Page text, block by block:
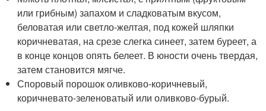
или грибным) запахом и сладковатым вкусом,
беловатая или светло-желтая, под кожей шляпки
коричневатая, на срезе слегка синеет, затем буреет, а
в конце концов опять белеет. В юности очень твердая,
затем становится мягче.
Споровый порошок оливково-коричневый,
коричневато-зеленоватый или оливково-бурый.